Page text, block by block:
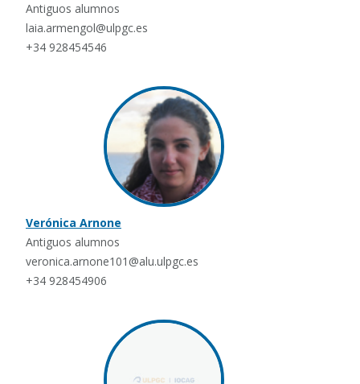
Antiguos alumnos
laia.armengol@ulpgc.es
+34 928454546
Verónica Arnone
Antiguos alumnos
veronica.arnone101@alu.ulpgc.es
+34 928454906